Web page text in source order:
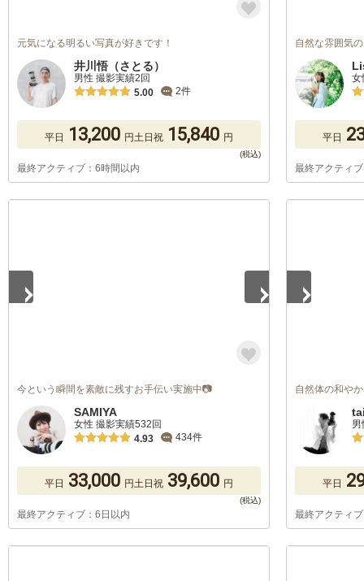
元気になる明るい写真が好きです！
井川悟（さとる）
男性 撮影実績2回
5.00
2件
平日 13,200 円土日祝 15,840 円
最終アクティブ：6時間以内
自然な雰囲気
女
平日
最終アクティ
今という瞬間を素敵に残すお手伝い実施中📷
SAMIYA
女性 撮影実績532回
4.93
434件
平日 33,000 円土日祝 39,600 円
最終アクティブ：6日以内
自然体の和や
平日
最終アクティ